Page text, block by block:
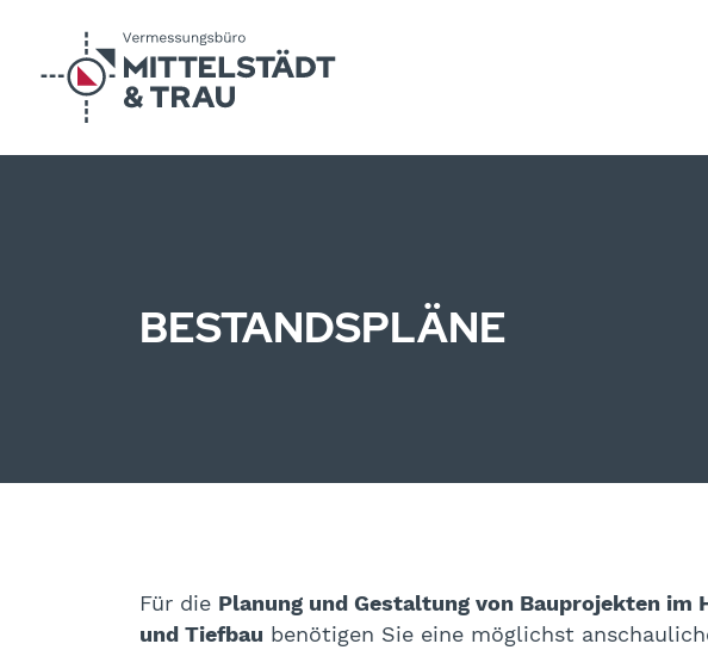
BESTANDSPLÄNE
Für die Planung und Gestaltung von Bauprojekten im
und Tiefbau benötigen Sie eine möglichst